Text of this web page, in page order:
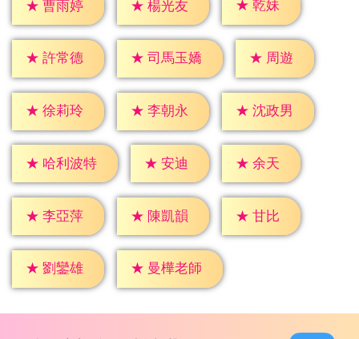
★ 曹雨婷 ★ 楊光友 ★ 乾妹
★ 許常德 ★ 司馬玉嬌 ★ 周遊
★ 徐莉玲 ★ 李朝永 ★ 沈政男
★ 哈利波特 ★ 安迪 ★ 余天
★ 李亞萍 ★ 陳凱韻 ★ 甘比
★ 劉鑾雄 ★ 曼樺老師